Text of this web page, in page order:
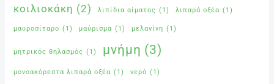
κοιλιοκάκη (2) λιπίδια αίματος (1) λιπαρά οξέα (1)
μαυροσίταρο (1) μαύρισμα (1) μελανίνη (1)
μητρικός θηλασμός (1) μνήμη (3)
μονοακόρεστα λιπαρά οξέα (1) νερό (1)